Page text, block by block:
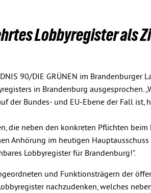
Lobbyregister als
90/DIE GRÜNEN im Brandenburger
in Brandenburg ausgesprochen.
Bundes- und EU-Ebene der Fall ist,
die neben den konkreten Pflichten beim
Anhörung im heutigen Hauptausschuss
Lobbyregister für Brandenburg!".
und Funktionsträgern der
nachzudenken, welches